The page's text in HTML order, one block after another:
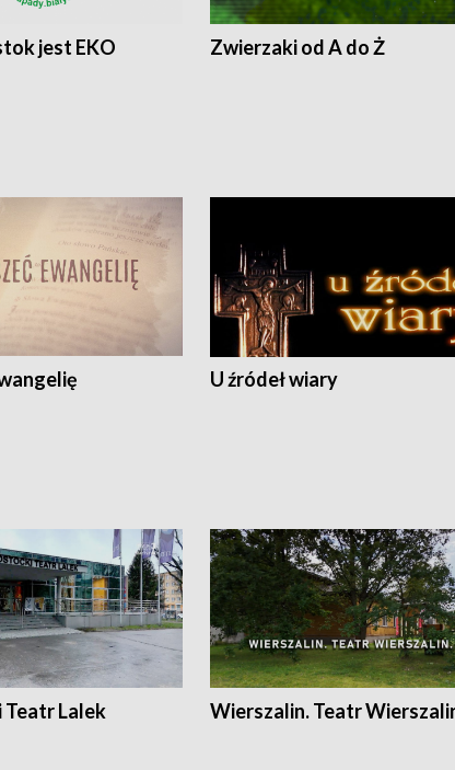
jest EKO Zwierzaki od A do Ż
U źródeł wiary
Teatr Lalek Wierszalin. Teatr